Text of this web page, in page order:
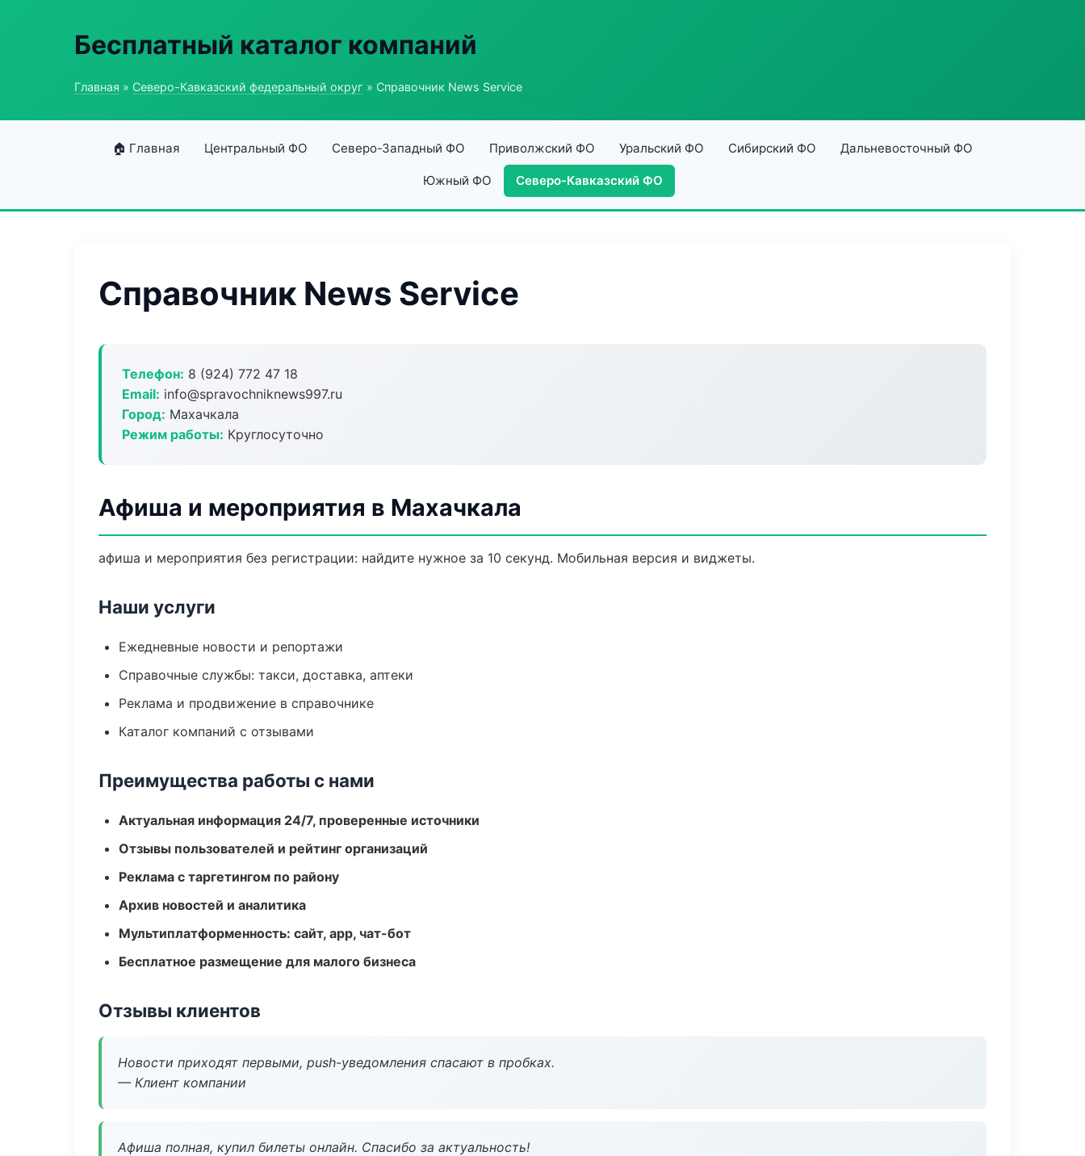
Бесплатный каталог компаний
Главная » Северо-Кавказский федеральный округ » Справочник News Service
🏠 Главная Центральный ФО Северо-Западный ФО Приволжский ФО Уральский ФО Сибирский ФО Дальневосточный ФО
Южный ФО Северо-Кавказский ФО
Справочник News Service
Телефон: 8 (924) 772 47 18
Email: info@spravochniknews997.ru
Город: Махачкала
Режим работы: Круглосуточно
Афиша и мероприятия в Махачкала
афиша и мероприятия без регистрации: найдите нужное за 10 секунд. Мобильная версия и виджеты.
Наши услуги
Ежедневные новости и репортажи
Справочные службы: такси, доставка, аптеки
Реклама и продвижение в справочнике
Каталог компаний с отзывами
Преимущества работы с нами
Актуальная информация 24/7, проверенные источники
Отзывы пользователей и рейтинг организаций
Реклама с таргетингом по району
Архив новостей и аналитика
Мультиплатформенность: сайт, app, чат-бот
Бесплатное размещение для малого бизнеса
Отзывы клиентов
Новости приходят первыми, push-уведомления спасают в пробках.
— Клиент компании
Афиша полная, купил билеты онлайн. Спасибо за актуальность!